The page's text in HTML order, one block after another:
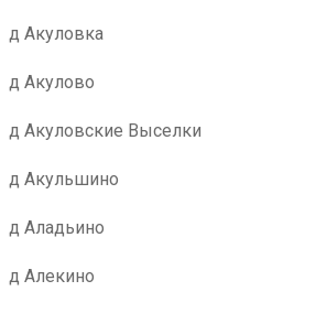
д Акуловка
д Акулово
д Акуловские Выселки
д Акульшино
д Аладьино
д Алекино